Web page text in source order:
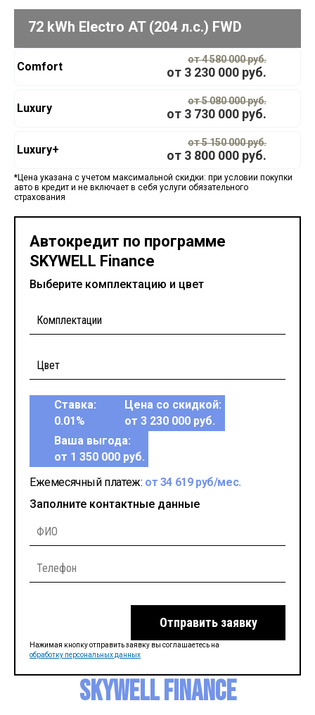
72 kWh Electro AT (204 л.с.) FWD
Comfort
от 4 580 000 руб.
от 3 230 000 руб.
Luxury
от 5 080 000 руб.
от 3 730 000 руб.
Luxury+
от 5 150 000 руб.
от 3 800 000 руб.
*Цена указана с учетом максимальной скидки: при условии покупки
авто в кредит и не включает в себя услуги обязательного
страхования
Автокредит по программе
SKYWELL Finance
Выберите комплектацию и цвет
Ставка:
0.01%
Цена со скидкой:
от 3 230 000 руб.
Ваша выгода:
от 1 350 000 руб.
Ежемесячный платеж: от 34 619 руб/мес.
Заполните контактные данные
Отправить заявку
Нажимая кнопку отправить заявку вы соглашаетесь на
обработку персональных данных
SKYWELL Finance